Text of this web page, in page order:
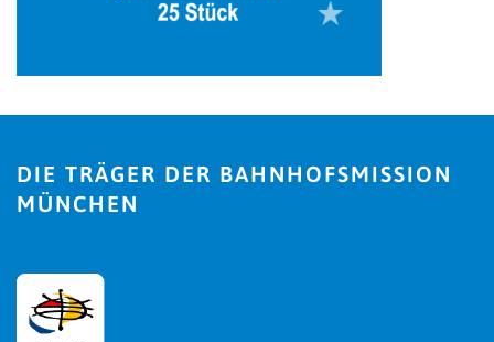
DIE TRÄGER DER BAHNHOFSMISSION
MÜNCHEN